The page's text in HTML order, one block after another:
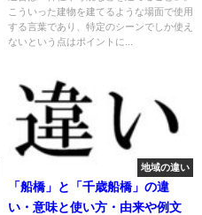
こういった建物を建てるような場面で使用
する言葉であり、特定のシーンでしか使え
ないという点はポイントに...
地域の違い
「船橋」と「千歳船橋」の違
い・意味と使い方・由来や例文